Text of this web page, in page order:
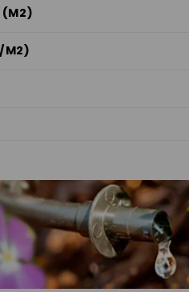
(M2)
M2)